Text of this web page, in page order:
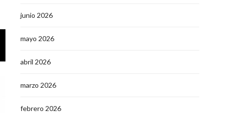
junio 2026
mayo 2026
abril 2026
marzo 2026
febrero 2026